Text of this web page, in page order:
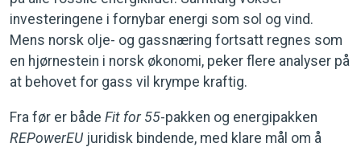
investeringene i fornybar energi som sol og vind.
Mens norsk olje- og gassnæring fortsatt regnes som
en hjørnestein i norsk økonomi, peker flere analyser på
at behovet for gass vil krympe kraftig.
Fra før er både Fit for 55-pakken og energipakken
REPowerEUjuridisk bindende, med klare mål om å